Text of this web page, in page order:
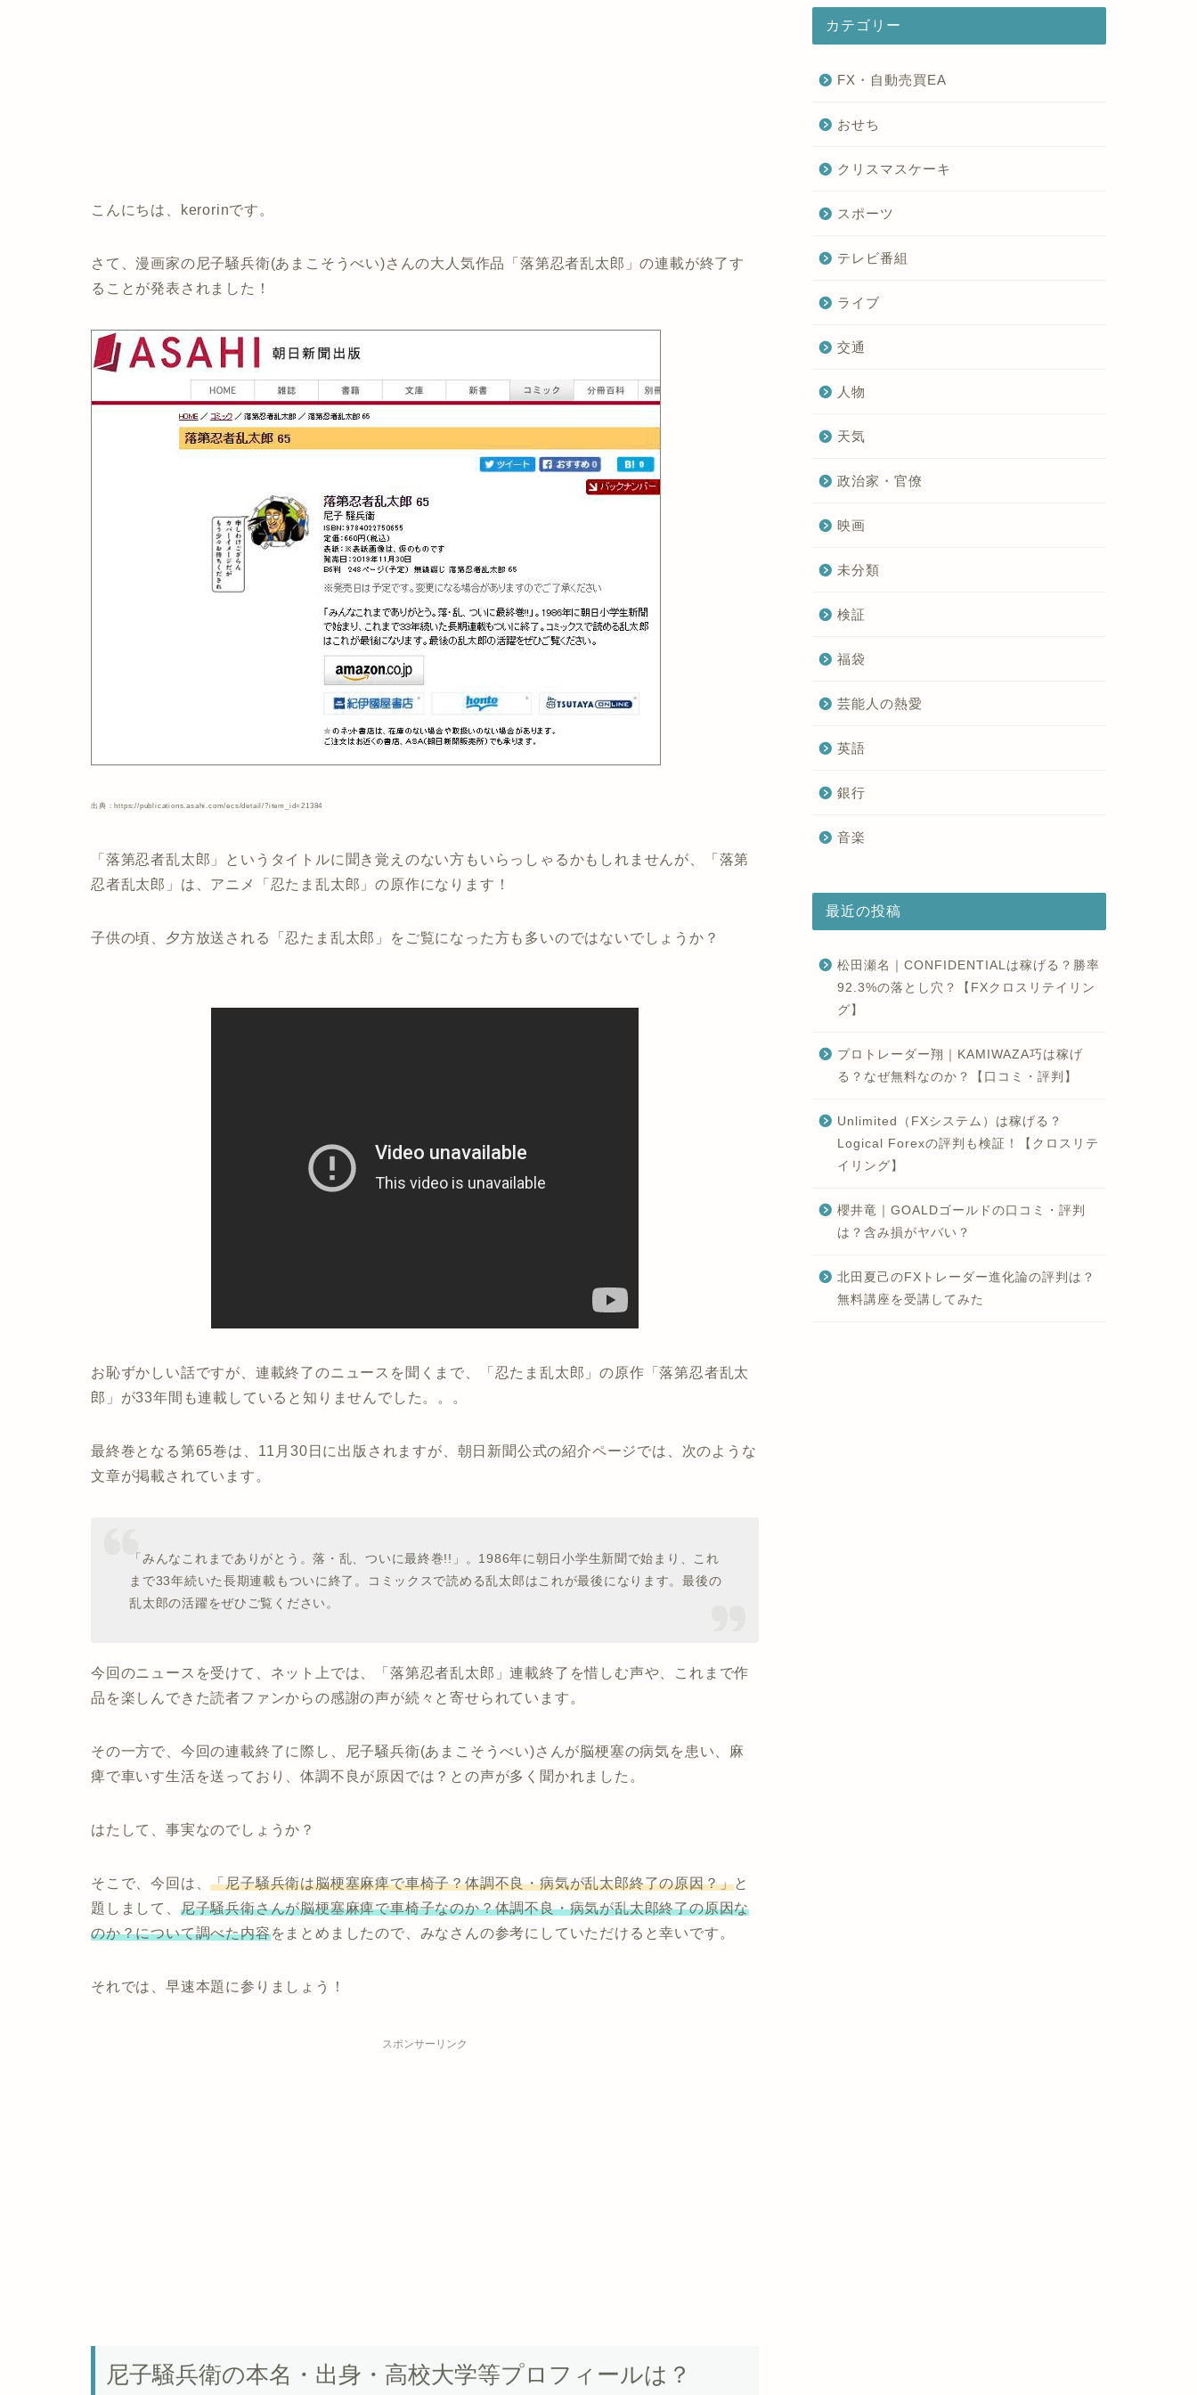
こんにちは、kerorinです。
さて、漫画家の尼子騒兵衛(あまこそうべい)さんの大人気作品「落第忍者乱太郎」の連載が終了す
ることが発表されました！
出典：https://publications.asahi.com/ecs/detail/?item_id=21384
「落第忍者乱太郎」というタイトルに聞き覚えのない方もいらっしゃるかもしれませんが、「落第
忍者乱太郎」は、アニメ「忍たま乱太郎」の原作になります！
子供の頃、夕方放送される「忍たま乱太郎」をご覧になった方も多いのではないでしょうか？
お恥ずかしい話ですが、連載終了のニュースを聞くまで、「忍たま乱太郎」の原作「落第忍者乱太
郎」が33年間も連載していると知りませんでした。。。
最終巻となる第65巻は、11月30日に出版されますが、朝日新聞公式の紹介ページでは、次のような
文章が掲載されています。
「みんなこれまでありがとう。落・乱、ついに最終巻!!」。1986年に朝日小学生新聞で始まり、これ
まで33年続いた長期連載もついに終了。コミックスで読める乱太郎はこれが最後になります。最後の
乱太郎の活躍をぜひご覧ください。
今回のニュースを受けて、ネット上では、「落第忍者乱太郎」連載終了を惜しむ声や、これまで作
品を楽しんできた読者ファンからの感謝の声が続々と寄せられています。
その一方で、今回の連載終了に際し、尼子騒兵衛(あまこそうべい)さんが脳梗塞の病気を患い、麻
痺で車いす生活を送っており、体調不良が原因では？との声が多く聞かれました。
はたして、事実なのでしょうか？
そこで、今回は、「尼子騒兵衛は脳梗塞麻痺で車椅子？体調不良・病気が乱太郎終了の原因？」と
題しまして、 尼子騒兵衛さんが脳梗塞麻痺で車椅子なのか？体調不良・病気が乱太郎終了の原因な
のか？について調べた内容をまとめましたので、みなさんの参考にしていただけると幸いです。
それでは、早速本題に参りましょう！
スポンサーリンク
尼子騒兵衛の本名・出身・高校大学等プロフィールは？
カテゴリー
FX・自動売買EA
おせち
クリスマスケーキ
スポーツ
テレビ番組
ライブ
交通
人物
天気
政治家・官僚
映画
未分類
検証
福袋
芸能人の熱愛
英語
銀行
音楽
最近の投稿
松田瀬名｜CONFIDENTIALは稼げる？勝率
92.3%の落とし穴？【FXクロスリテイリン
グ】
プロトレーダー翔｜KAMIWAZA巧は稼げ
る？なぜ無料なのか？【口コミ・評判】
Unlimited（FXシステム）は稼げる？
Logical Forexの評判も検証！【クロスリテ
イリング】
櫻井竜｜GOALDゴールドの口コミ・評判
は？含み損がヤバい？
北田夏己のFXトレーダー進化論の評判は？
無料講座を受講してみた